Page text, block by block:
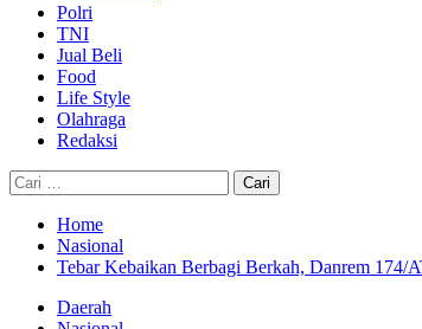
Polri
TNI
Jual Beli
Food
Life Style
Olahraga
Redaksi
Cari
untuk:
Home
Nasional
Tebar Kebaikan Berbagi Berkah, Danrem 174/
Daerah